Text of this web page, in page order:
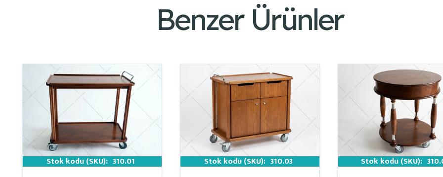
Benzer Ürünler
Stok kodu (SKU): 310.01 Stok kodu (SKU): 310.03 Stok kodu (SKU):